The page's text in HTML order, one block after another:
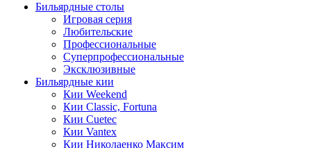
Бильярдные столы
Игровая серия
Любительские
Профессиональные
Суперпрофессиональные
Эксклюзивные
Бильярдные кии
Кии Weekend
Кии Classic, Fortuna
Кии Cuetec
Кии Vantex
Кии Николаенко Максим